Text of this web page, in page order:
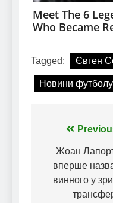
Tagged: Євген
Новини футболу
Навігація
записів
Жоан
вперше
винного у